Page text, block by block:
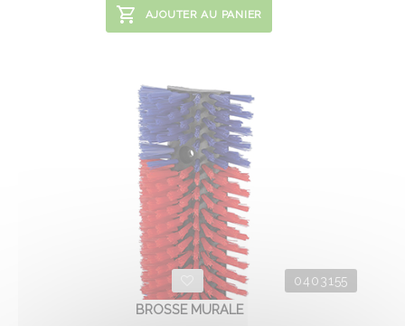
AJOUTER AU PANIER
0403155
BROSSE MURALE